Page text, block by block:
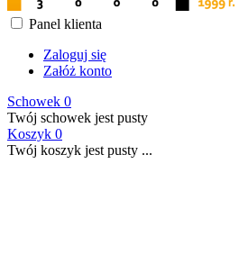
Panel klienta
Zaloguj się
Załóż konto
Schowek 0
Twój schowek jest pusty
Koszyk 0
Twój koszyk jest pusty ...